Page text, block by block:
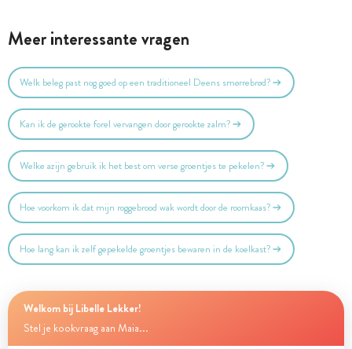
Meer interessante vragen
Welk beleg past nog goed op een traditioneel Deens smørrebrød?
Kan ik de gerookte forel vervangen door gerookte zalm?
Welke azijn gebruik ik het best om verse groentjes te pekelen?
Hoe voorkom ik dat mijn roggebrood wak wordt door de roomkaas?
Hoe lang kan ik zelf gepekelde groentjes bewaren in de koelkast?
Welkom bij Libelle Lekker!
Stel je kookvraag aan Maia...